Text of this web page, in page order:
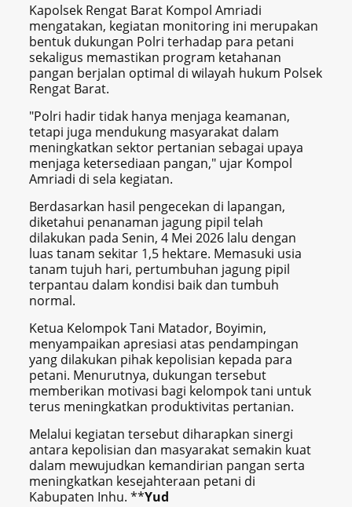
Kapolsek Rengat Barat Kompol Amriadi
mengatakan, kegiatan monitoring ini merupakan
bentuk dukungan Polri terhadap para petani
sekaligus memastikan program ketahanan
pangan berjalan optimal di wilayah hukum Polsek
Rengat Barat.
"Polri hadir tidak hanya menjaga keamanan,
tetapi juga mendukung masyarakat dalam
meningkatkan sektor pertanian sebagai upaya
menjaga ketersediaan pangan," ujar Kompol
Amriadi di sela kegiatan.
Berdasarkan hasil pengecekan di lapangan,
diketahui penanaman jagung pipil telah
dilakukan pada Senin, 4 Mei 2026 lalu dengan
luas tanam sekitar 1,5 hektare. Memasuki usia
tanam tujuh hari, pertumbuhan jagung pipil
terpantau dalam kondisi baik dan tumbuh
normal.
Ketua Kelompok Tani Matador, Boyimin,
menyampaikan apresiasi atas pendampingan
yang dilakukan pihak kepolisian kepada para
petani. Menurutnya, dukungan tersebut
memberikan motivasi bagi kelompok tani untuk
terus meningkatkan produktivitas pertanian.
Melalui kegiatan tersebut diharapkan sinergi
antara kepolisian dan masyarakat semakin kuat
dalam mewujudkan kemandirian pangan serta
meningkatkan kesejahteraan petani di
Kabupaten Inhu. **Yud